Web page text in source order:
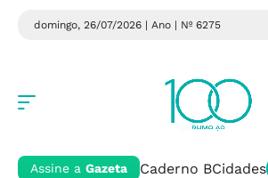
domingo, 26/07/2026 | Ano | Nº 6275
Assine a Gazeta Caderno BCidades